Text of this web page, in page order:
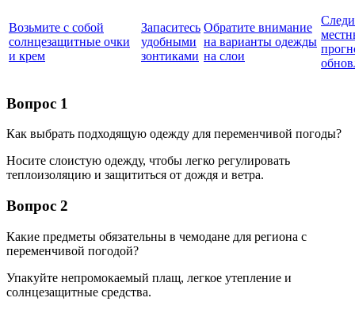
Возьмите с собой
солнцезащитные очки
и крем
Запаситесь
удобными
зонтиками
Обратите внимание
на варианты одежды
на слои
Вопрос 1
Как выбрать подходящую одежду для переменчивой погоды?
Носите слоистую одежду, чтобы легко регулировать
теплоизоляцию и защититься от дождя и ветра.
Вопрос 2
Какие предметы обязательны в чемодане для региона с
переменчивой погодой?
Упакуйте непромокаемый плащ, легкое утепление и
солнцезащитные средства.